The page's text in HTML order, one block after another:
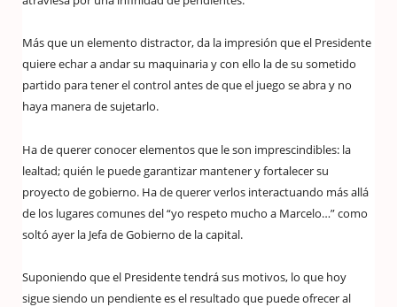
Más que un elemento distractor, da la impresión que el Presidente
quiere echar a andar su maquinaria y con ello la de su sometido
partido para tener el control antes de que el juego se abra y no
haya manera de sujetarlo.
Ha de querer conocer elementos que le son imprescindibles: la
lealtad; quién le puede garantizar mantener y fortalecer su
proyecto de gobierno. Ha de querer verlos interactuando más allá
de los lugares comunes del “yo respeto mucho a Marcelo…” como
soltó ayer la Jefa de Gobierno de la capital.
Suponiendo que el Presidente tendrá sus motivos, lo que hoy
sigue siendo un pendiente es el resultado que puede ofrecer al